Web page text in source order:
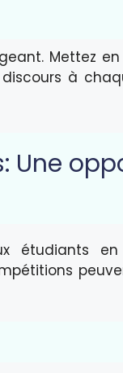
Mettez
à
Une
étudiants